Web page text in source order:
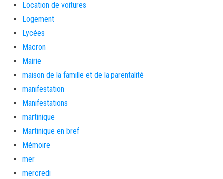
Location de voitures
Logement
Lycées
Macron
Mairie
maison de la famille et de la parentalité
manifestation
Manifestations
martinique
Martinique en bref
Mémoire
mer
mercredi